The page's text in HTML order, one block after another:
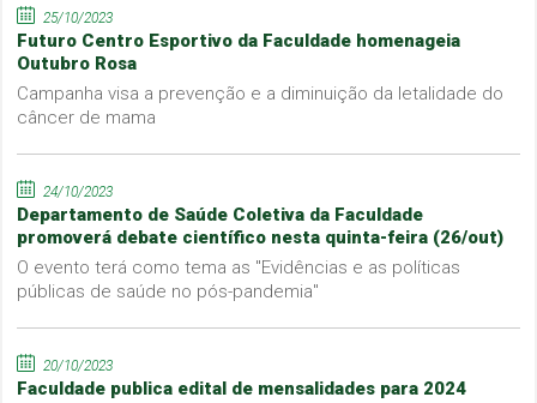
25/10/2023
Futuro Centro Esportivo da Faculdade homenageia
Outubro Rosa
Campanha visa a prevenção e a diminuição da letalidade do
câncer de mama
24/10/2023
Departamento de Saúde Coletiva da Faculdade
promoverá debate científico nesta quinta-feira (26/out)
O evento terá como tema as "Evidências e as políticas
públicas de saúde no pós-pandemia"
20/10/2023
Faculdade publica edital de mensalidades para 2024